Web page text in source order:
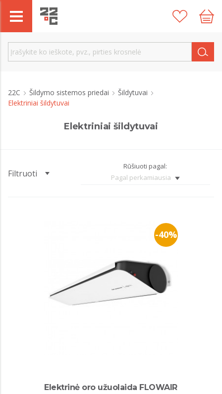
22C Šildymo sistemos priedai
Šildytuvai
Elektriniai šildytuvai
Elektriniai šildytuvai
Filtruoti
Rūšiuoti pagal:
Pagal perkamiausia
-40%
Elektrinė oro užuolaida FLOWAIR